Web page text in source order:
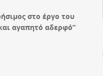
στο έργο του
αγαπητό αδερφό”